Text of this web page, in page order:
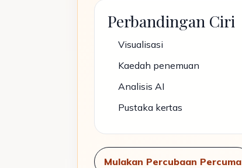
Perbandingan Ciri
Visualisasi
Kaedah penemuan
Analisis AI
Pustaka kertas
Mulakan Percubaan Percuma